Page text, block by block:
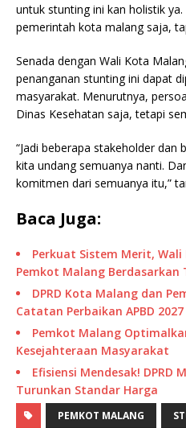
untuk stunting ini kan holistik
pemerintah kota malang saja,
Senada dengan Wali Kota
penanganan stunting ini dapat
masyarakat. Menurutnya,
Dinas Kesehatan saja, tetapi
“Jadi beberapa stakeholder dan
kita undang semuanya nanti.
komitmen dari semuanya itu,”
Baca Juga:
Perkuat Sistem Merit, Wali
Pemkot Malang Berdasarkan
DPRD Kota Malang dan
Catatan Perbaikan APBD 2027
Pemkot Malang
Kesejahteraan Masyarakat
Efisiensi Mendesak! DPRD
Turunkan Standar Harga
PEMKOT MALANG